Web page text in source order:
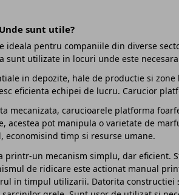
sunt utile?
ideala pentru companiile din diverse
sunt utilizate in locuri unde este
in depozite, hale de productie si
eficienta echipei de lucru. Carucior
mecanizata, carucioarele platforma
acestea pot manipula o varietate de
timp si resurse umane.
printr-un mecanism simplu, dar eficient.
de ridicare este actionat manual
in timpul utilizarii. Datorita constructiei